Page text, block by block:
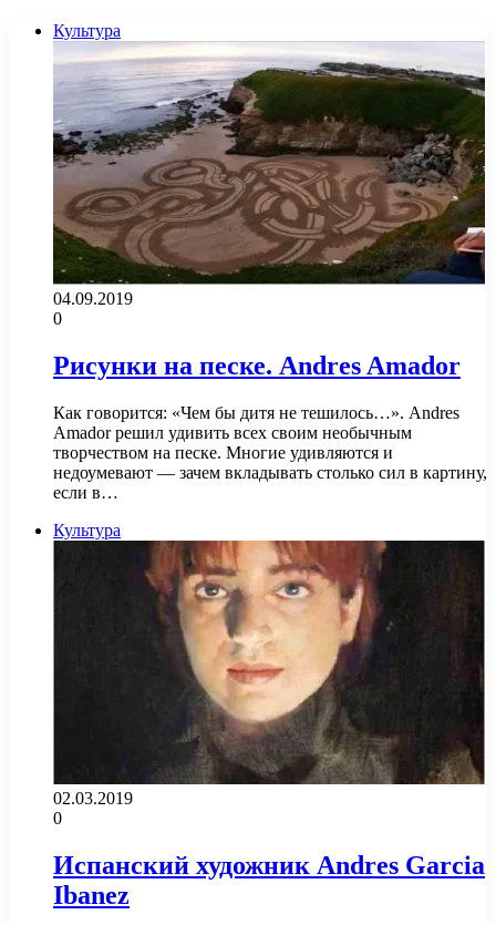
Культура
04.09.2019
0
Рисунки на песке. Andres Amador
Как говорится: «Чем бы дитя не тешилось…». Andres
Amador решил удивить всех своим необычным
творчеством на песке. Многие удивляются и
недоумевают — зачем вкладывать столько сил в картину,
если в…
Культура
02.03.2019
0
Испанский художник Andres Garcia
Ibanez